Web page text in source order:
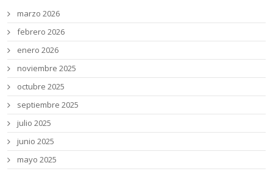
marzo 2026
febrero 2026
enero 2026
noviembre 2025
octubre 2025
septiembre 2025
julio 2025
junio 2025
mayo 2025